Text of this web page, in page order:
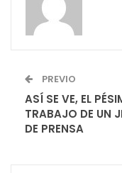
PREVIO
ASÍ SE VE, EL
TRABAJO DE UN
DE PRENSA